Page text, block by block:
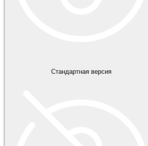
Стандартная версия